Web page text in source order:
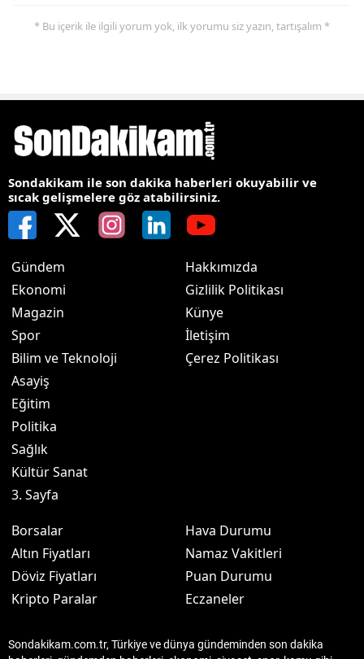
* Bu içerik ile ilgili yorum yok, ilk yorumu siz yazın, tartışalım *
Sondakikam ile son dakika haberleri okuyabilir ve
sıcak gelişmelere göz atabilirsiniz.
Gündem
Ekonomi
Magazin
Spor
Bilim ve Teknoloji
Asayiş
Eğitim
Politika
Sağlık
Kültür Sanat
3. Sayfa
Hakkımızda
Gizlilik Politikası
Künye
İletişim
Çerez Politikası
Borsalar
Altın Fiyatları
Döviz Fiyatları
Kripto Paralar
Hava Durumu
Namaz Vakitleri
Puan Durumu
Eczaneler
Sondakikam.com.tr, Türkiye ve dünya gündeminden son dakika